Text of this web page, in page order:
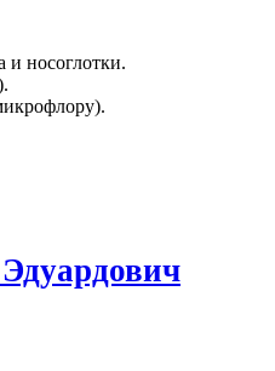
и носоглотки.